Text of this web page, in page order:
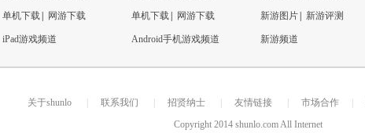
单机下载 网游下载
iPad游戏频道
单机下载 网游下载
Android手机游戏频道
新游图片 新游评测
新游频道
关于shunlo 联系我们 招贤纳士 友情链接 市场合作
Copyright 2014 shunlo.com All Internet